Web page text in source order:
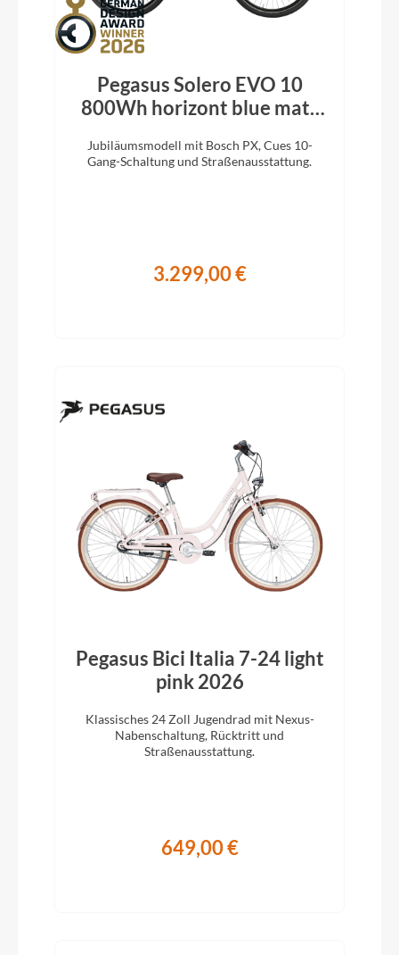
Pegasus Solero EVO 10
800Wh horizont blue matt
Jubiläumsmodell mit Bosch PX, Cues 10-
Gang-Schaltung und Straßenausstattung.
3.299,00 €
Pegasus Bici Italia 7-24 light
pink 2026
Klassisches 24 Zoll Jugendrad mit Nexus-
Nabenschaltung, Rücktritt und
Straßenausstattung.
649,00 €